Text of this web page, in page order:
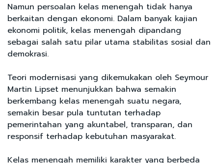
Namun persoalan kelas menengah tidak hanya
berkaitan dengan ekonomi. Dalam banyak kajian
ekonomi politik, kelas menengah dipandang
sebagai salah satu pilar utama stabilitas sosial dan
demokrasi.
Teori modernisasi yang dikemukakan oleh Seymour
Martin Lipset menunjukkan bahwa semakin
berkembang kelas menengah suatu negara,
semakin besar pula tuntutan terhadap
pemerintahan yang akuntabel, transparan, dan
responsif terhadap kebutuhan masyarakat.
Kelas menengah memiliki karakter yang berbeda